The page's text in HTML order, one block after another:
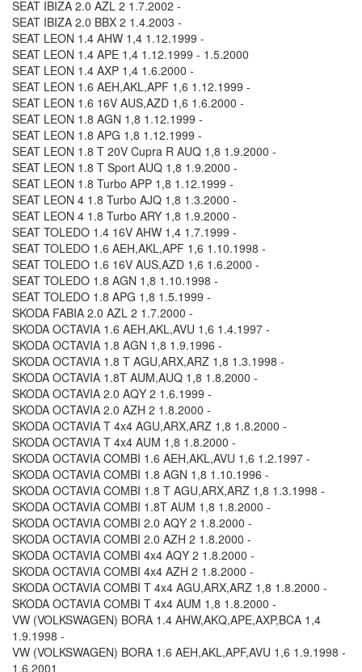
SEAT IBIZA 2.0 AZL 2 1.7.2002 -
SEAT IBIZA 2.0 BBX 2 1.4.2003 -
SEAT LEON 1.4 AHW 1,4 1.12.1999 -
SEAT LEON 1.4 APE 1,4 1.12.1999 - 1.5.2000
SEAT LEON 1.4 AXP 1,4 1.6.2000 -
SEAT LEON 1.6 AEH,AKL,APF 1,6 1.12.1999 -
SEAT LEON 1.6 16V AUS,AZD 1,6 1.6.2000 -
SEAT LEON 1.8 AGN 1,8 1.12.1999 -
SEAT LEON 1.8 APG 1,8 1.12.1999 -
SEAT LEON 1.8 T 20V Cupra R AUQ 1,8 1.9.2000 -
SEAT LEON 1.8 T Sport AUQ 1,8 1.9.2000 -
SEAT LEON 1.8 Turbo APP 1,8 1.12.1999 -
SEAT LEON 4 1.8 Turbo AJQ 1,8 1.3.2000 -
SEAT LEON 4 1.8 Turbo ARY 1,8 1.9.2000 -
SEAT TOLEDO 1.4 16V AHW 1,4 1.7.1999 -
SEAT TOLEDO 1.6 AEH,AKL,APF 1,6 1.10.1998 -
SEAT TOLEDO 1.6 16V AUS,AZD 1,6 1.6.2000 -
SEAT TOLEDO 1.8 AGN 1,8 1.10.1998 -
SEAT TOLEDO 1.8 APG 1,8 1.5.1999 -
SKODA FABIA 2.0 AZL 2 1.7.2000 -
SKODA OCTAVIA 1.6 AEH,AKL,AVU 1,6 1.4.1997 -
SKODA OCTAVIA 1.8 AGN 1,8 1.9.1996 -
SKODA OCTAVIA 1.8 T AGU,ARX,ARZ 1,8 1.3.1998 -
SKODA OCTAVIA 1.8T AUM,AUQ 1,8 1.8.2000 -
SKODA OCTAVIA 2.0 AQY 2 1.6.1999 -
SKODA OCTAVIA 2.0 AZH 2 1.8.2000 -
SKODA OCTAVIA T 4x4 AGU,ARX,ARZ 1,8 1.8.2000 -
SKODA OCTAVIA T 4x4 AUM 1,8 1.8.2000 -
SKODA OCTAVIA COMBI 1.6 AEH,AKL,AVU 1,6 1.2.1997 -
SKODA OCTAVIA COMBI 1.8 AGN 1,8 1.10.1996 -
SKODA OCTAVIA COMBI 1.8 T AGU,ARX,ARZ 1,8 1.3.1998 -
SKODA OCTAVIA COMBI 1.8T AUM 1,8 1.8.2000 -
SKODA OCTAVIA COMBI 2.0 AQY 2 1.8.2000 -
SKODA OCTAVIA COMBI 2.0 AZH 2 1.8.2000 -
SKODA OCTAVIA COMBI 4x4 AQY 2 1.8.2000 -
SKODA OCTAVIA COMBI 4x4 AZH 2 1.8.2000 -
SKODA OCTAVIA COMBI T 4x4 AGU,ARX,ARZ 1,8 1.8.2000 -
SKODA OCTAVIA COMBI T 4x4 AUM 1,8 1.8.2000 -
VW (VOLKSWAGEN) BORA 1.4 AHW,AKQ,APE,AXP,BCA 1,4
1.9.1998 -
VW (VOLKSWAGEN) BORA 1.6 AEH,AKL,APF,AVU 1,6 1.9.1998 -
1.6.2001